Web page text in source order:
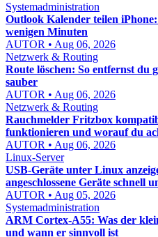
Systemadministration
Outlook Kalender teilen
wenigen Minuten
AUTOR • Aug 06, 2026
Netzwerk & Routing
Route löschen: So entfernst du
sauber
AUTOR • Aug 06, 2026
Netzwerk & Routing
Rauchmelder Fritzbox
funktionieren und worauf du
AUTOR • Aug 06, 2026
Linux-Server
USB-Geräte unter Linux
angeschlossene Geräte schnell
AUTOR • Aug 05, 2026
Systemadministration
ARM Cortex-A55: Was der
und wann er sinnvoll ist